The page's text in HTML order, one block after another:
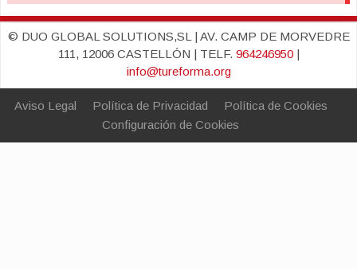
© DUO GLOBAL SOLUTIONS,SL | AV. CAMP DE MORVEDRE
111, 12006 CASTELLÓN | TELF. 964246950|
info@tureforma.org
Aviso Legal Política de Privacidad
Política de Cookies
Configuración de Cookies